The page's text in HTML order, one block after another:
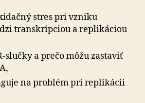
stres pri vzniku
transkripciou a replikáciou
slučky a prečo môžu zastaviť
na problém pri replikácii